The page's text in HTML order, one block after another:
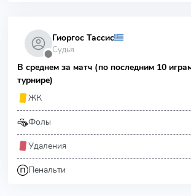
⬤
Гиоргос Тассис
Судья
В среднем за матч (по последним 10
турнире)
ЖК
Фолы
Удаления
Пенальти